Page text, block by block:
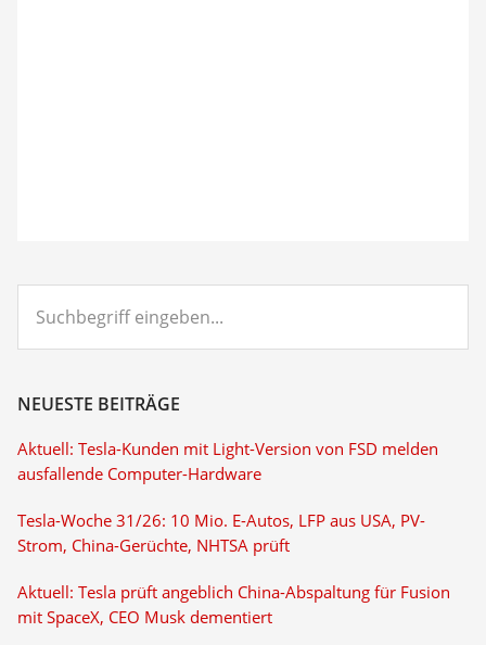
eingeben...
NEUESTE BEITRÄGE
Aktuell: Tesla-Kunden mit Light-Version von FSD melden
ausfallende Computer-Hardware
Tesla-Woche 31/26: 10 Mio. E-Autos, LFP aus USA, PV-
Strom, China-Gerüchte, NHTSA prüft
Aktuell: Tesla prüft angeblich China-Abspaltung für Fusion
mit SpaceX, CEO Musk dementiert